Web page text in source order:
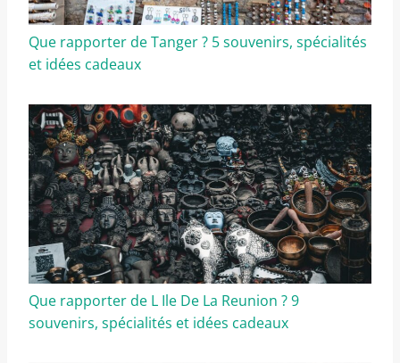
Que rapporter de Tanger ? 5 souvenirs, spécialités
et idées cadeaux
Que rapporter de L Ile De La Reunion ? 9
souvenirs, spécialités et idées cadeaux